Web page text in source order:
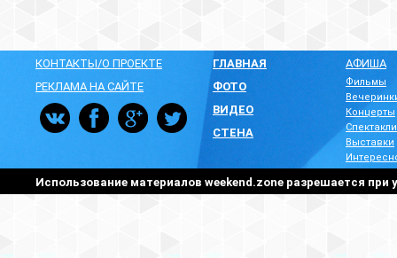
КОНТАКТЫ/О ПРОЕКТЕ
РЕКЛАМА НА САЙТЕ
ГЛАВНАЯ
ФОТО
ВИДЕО
СТЕНА
АФИША
Фильмы
Концерты
Спектакли
Выставки
Использование материалов weekend.zone разрешается